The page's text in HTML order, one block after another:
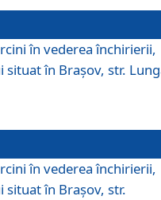
în vederea închirierii,
în Braşov, str.
în vederea închirierii,
în Braşov, str.